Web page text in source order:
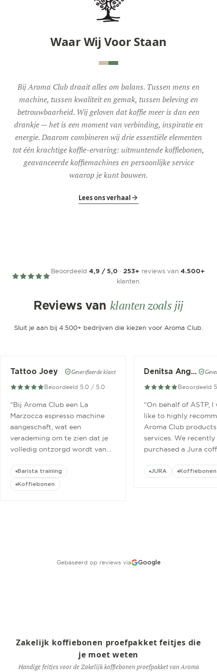
Waar Wij Voor Staan
Bij Aroma Club draait alles om balans. Tussen mens en
machine, tussen kwaliteit en gemak, tussen beleving en
betrouwbaarheid. Wij geloven dat koffie meer is dan een
drankje — het is een moment van verbinding, inspiratie en
energie. Daarom combineren wij drie essentiële elementen
tot één krachtige koffie-ervaring: uitmuntende koffiebonen,
geavanceerde koffiemachines en persoonlijke service
waarop je kunt bouwen.
Lees ons verhaal
Beoordeeld 4,9 / 5,0 · 253+ reviews van 4.500+
klanten
Reviews van klanten zoals jij
Sluit je aan bij 4.500+ bedrijven die kiezen voor Aroma Club.
Tattoo Joey Geverifieerde klant
Beoordeeld 5.0 / 5.0
“Bij Aroma Club een La
Marzocca espresso machine
aangeschaft, wat een
verademing om te zien dat je
volledig ontzorgd wordt van
cursus.”
Barista training
Koffiebonen
Denitsa Angelova
Beoordeeld
“On behalf of ASTP, I
like to highly
Aroma Club
services. We recently
purchased a Jura
blend from them.”
JURA Koffiebonen
Gebaseerd op reviews via Google
Zakelijk koffiebonen proefpakket feitjes die
je moet weten
Handige feitjes voor de Zakelijk koffiebonen proefpakket van Aroma